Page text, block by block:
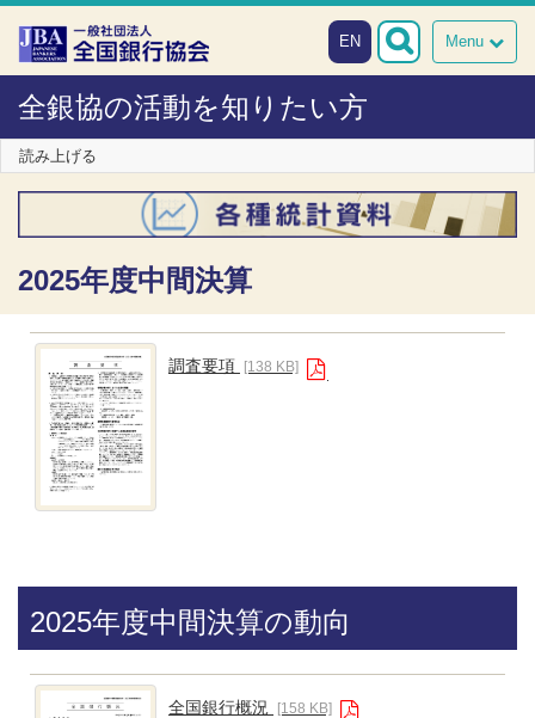
本文へスキップ
障がい者向け相談窓口
Menu
EN
全銀協の活動を知りたい方
読み上げる
2025年度中間決算
調査要項 [138 KB]
2025年度中間決算の動向
全国銀行概況 [158 KB]